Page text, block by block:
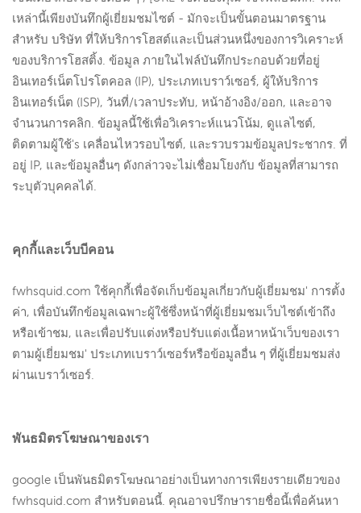
เหล่านี้เพียงบันทึกผู้เยี่ยมชมไซต์ - มักจะเป็นขั้นตอนมาตรฐาน
สำหรับ บริษัท ที่ให้บริการโฮสต์และเป็นส่วนหนึ่งของการวิเคราะห์
ของบริการโฮสติ้ง. ข้อมูล ภายในไฟล์บันทึกประกอบด้วยที่อยู่
อินเทอร์เน็ตโปรโตคอล (IP), ประเภทเบราว์เซอร์, ผู้ให้บริการ
อินเทอร์เน็ต (ISP), วันที่/เวลาประทับ, หน้าอ้างอิง/ออก, และอาจ
จำนวนการคลิก. ข้อมูลนี้ใช้เพื่อวิเคราะห์แนวโน้ม, ดูแลไซต์,
ติดตามผู้ใช้'s เคลื่อนไหวรอบไซต์, และรวบรวมข้อมูลประชากร. ที่
อยู่ IP, และข้อมูลอื่นๆ ดังกล่าวจะไม่เชื่อมโยงกับ ข้อมูลที่สามารถ
ระบุตัวบุคคลได้.
คุกกี้และเว็บบีคอน
fwhsquid.com ใช้คุกกี้เพื่อจัดเก็บข้อมูลเกี่ยวกับผู้เยี่ยมชม' การตั้ง
ค่า, เพื่อบันทึกข้อมูลเฉพาะผู้ใช้ซึ่งหน้าที่ผู้เยี่ยมชมเว็บไซต์เข้าถึง
หรือเข้าชม, และเพื่อปรับแต่งหรือปรับแต่งเนื้อหาหน้าเว็บของเรา
ตามผู้เยี่ยมชม' ประเภทเบราว์เซอร์หรือข้อมูลอื่น ๆ ที่ผู้เยี่ยมชมส่ง
ผ่านเบราว์เซอร์.
พันธมิตรโฆษณาของเรา
google เป็นพันธมิตรโฆษณาอย่างเป็นทางการเพียงรายเดียวของ
fwhsquid.com สำหรับตอนนี้. คุณอาจปรึกษารายชื่อนี้เพื่อค้นหา